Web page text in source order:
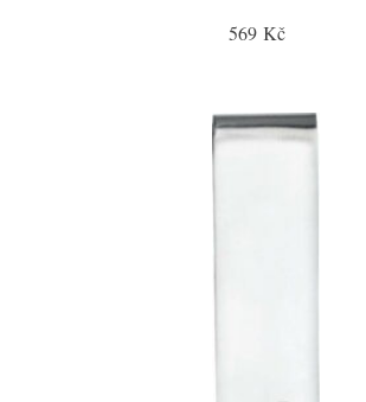
569 Kč